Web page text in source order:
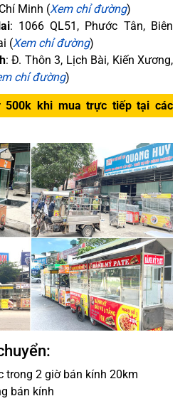
Minh (Xem chỉ đường)
: 1066 QL51, Phước Tân, Biên
(Xem chỉ đường)
: Đ. Thôn 3, Lịch Bài, Kiến Xương,
chỉ đường)
500k khi mua trực tiếp tại các
trong 2 giờ bán kính 20km
bán kính